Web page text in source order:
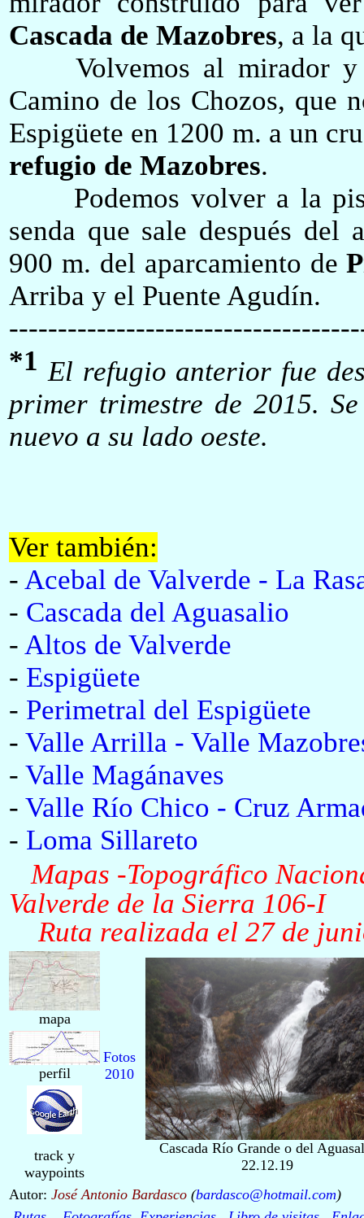
Cascada de Mazobres, a la
Volvemos al mirador y
Camino de los Chozos, que
Espigüete en 1200 m. a un
refugio de Mazobres.
Podemos volver a la
senda que sale después
900 m. del aparcamiento de
Arriba y el Puente Agudín.
*1 El refugio anterior fue
primer trimestre de 2015.
nuevo a su lado oeste.
Ver también:
- Acebal de Valverde - La
- Cascada del Aguasalio
- Altos de Valverde
- Espigüete
- Perimetral del Espigüete
- Valle Arrilla - Valle
- Valle Magánaves
- Valle Río Chico - Cruz
- Loma Sillareto
Mapas -Topográfico
Valverde de la Sierra 106-I
Ruta realizada el 27 de
mapa
Fotos
2010
Cascada Río Grande o del
22.12.19
perfil
track y
waypoints
Autor: José Antonio Bardasco (bardasco@hotmail.com)